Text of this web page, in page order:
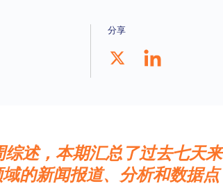
分享
述，本期汇总了过去七天来
的新闻报道、分析和数据点